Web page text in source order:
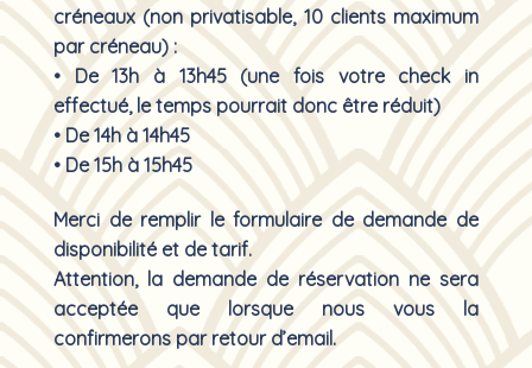
créneaux (non privatisable, 10 clients maximum
par créneau) :
• De 13h à 13h45 (une fois votre check in
effectué, le temps pourrait donc être réduit)
• De 14h à 14h45
• De 15h à 15h45
Merci de remplir le formulaire de demande de
disponibilité et de tarif.
Attention, la demande de réservation ne sera
acceptée que lorsque nous vous la
confirmerons par retour d’email.